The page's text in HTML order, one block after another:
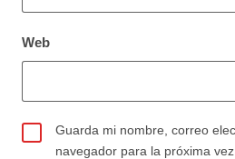
Web
Guarda mi nombre, correo
navegador para la próxima